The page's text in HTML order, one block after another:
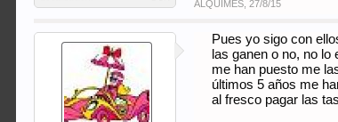
ALQUIMES 27/8/15
Pues yo sigo con
las ganen o no, no
me han puesto me
últimos 5 años me
al fresco pagar las